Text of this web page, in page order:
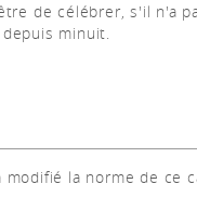
de célébrer, s'il n'a
minuit.
la norme de ce